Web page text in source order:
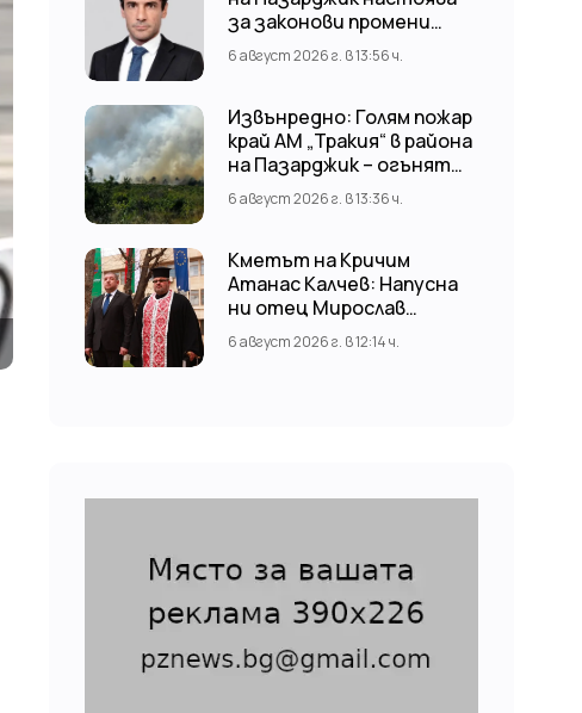
за законови промени
срещу риска от
наводнения
6 август 2026 г. в 13:56 ч.
Извънредно: Голям пожар
край АМ „Тракия“ в района
на Пазарджик – огънят
обхвана и лозови масиви
6 август 2026 г. в 13:36 ч.
Кметът на Кричим
Атанас Калчев: Напусна
ни отец Мирослав
Коларов
6 август 2026 г. в 12:14 ч.